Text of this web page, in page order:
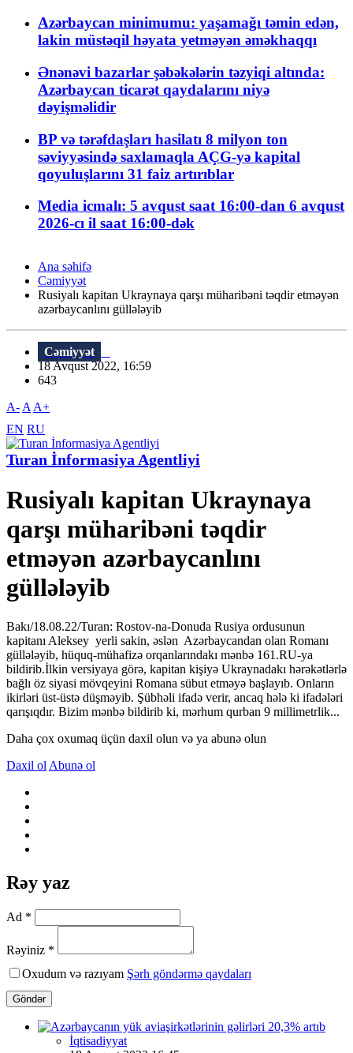
Azərbaycan minimumu: yaşamağı təmin edən,
lakin müstəqil həyata yetməyən əməkhaqqı
Ənənəvi bazarlar şəbəkələrin təzyiqi altında:
Azərbaycan ticarət qaydalarını niyə
dəyişməlidir
BP və tərəfdaşları hasilatı 8 milyon ton
səviyyəsində saxlamaqla AÇG-yə kapital
qoyuluşlarını 31 faiz artırıblar
Media icmalı: 5 avqust saat 16:00-dan 6 avqust
2026-cı il saat 16:00-dək
Ana səhifə
Cəmiyyət
Rusiyalı kapitan Ukraynaya qarşı müharibəni təqdir etməyən
azərbaycanlını güllələyib
Cəmiyyət
18 Avqust 2022, 16:59
643
A- A A+
EN RU
Turan İnformasiya Agentliyi
Rusiyalı kapitan Ukraynaya
qarşı müharibəni təqdir
etməyən azərbaycanlını
güllələyib
Bakı/18.08.22/Turan: Rostov-na-Donuda Rusiya ordusunun
kapitanı Aleksey yerli sakin, əslən Azərbaycandan olan Romanı
güllələyib, hüquq-mühafizə orqanlarındakı mənbə 161.RU-ya
bildirib.İlkin versiyaya görə, kapitan kişiyə Ukraynadakı hərəkətlərlə
bağlı öz siyasi mövqeyini Romana sübut etməyə başlayıb. Onların
ikirləri üst-üstə düşməyib. Şübhəli ifadə verir, ancaq hələ ki ifadələri
qarışıqdır. Bizim mənbə bildirib ki, mərhum qurban 9 millimetrlik...
Daha çox oxumaq üçün daxil olun və ya abunə olun
Daxil ol Abunə ol
Rəy yaz
Ad *
Rəyiniz *
Oxudum və razıyam Şərh göndərmə qaydaları
Göndər
İqtisadiyyat